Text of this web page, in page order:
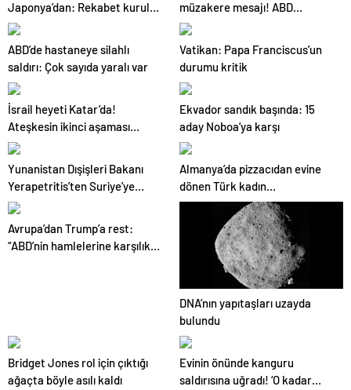
Japonya’dan: Rekabet kurulu
faaliyeti durdurdu!
müzakere mesajı! ABD
sessizliği bozuldu
ABD’de hastaneye silahlı
saldırı: Çok sayıda yaralı var
Vatikan: Papa Franciscus’un
durumu kritik
İsrail heyeti Katar’da!
Ateşkesin ikinci aşaması
görüşülüyor
Ekvador sandık başında: 15
aday Noboa’ya karşı
Yunanistan Dışişleri Bakanı
Yerapetritis’ten Suriye’ye
ziyaret
Almanya’da pizzacıdan evine
dönen Türk kadın
bıçaklanarak öldürüldü
Avrupa’dan Trump’a rest:
“ABD’nin hamlelerine karşılık
DNA’nın yapıtaşları uzayda
bulundu
Bridget Jones rol için çıktığı
ağaçta böyle asılı kaldı
Evinin önünde kanguru
saldırısına uğradı! ‘O kadar